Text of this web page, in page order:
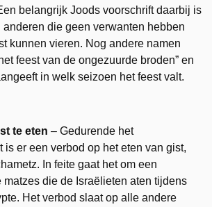
belangrijk Joods voorschrift daarbij is
anderen die geen verwanten hebben
kunnen vieren. Nog andere namen
feest van de ongezuurde broden” en
in welk seizoen het feest valt.
te eten – Gedurende het
is er een verbod op het eten van gist,
In feite gaat het om een
matzes die de Israëlieten aten tijdens
Het verbod slaat op alle andere